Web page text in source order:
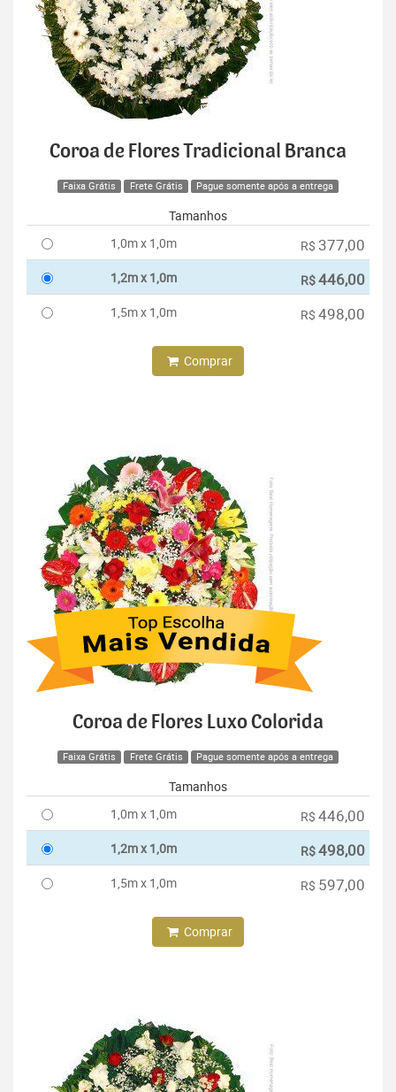
Coroa de Flores Tradicional Branca
Faixa Grátis Frete Grátis Pague somente após a entrega
Tamanhos
1,0m x 1,0m
R$ 377,00
1,2m x 1,0m R$446,00
1,5m x 1,0m R$ 498,00
Comprar
Coroa de Flores Luxo Colorida
Faixa Grátis Frete Grátis Pague somente após a entrega
Tamanhos
1,0m x 1,0m
R$ 446,00
1,2m x 1,0m R$498,00
1,5m x 1,0m R$ 597,00
Comprar